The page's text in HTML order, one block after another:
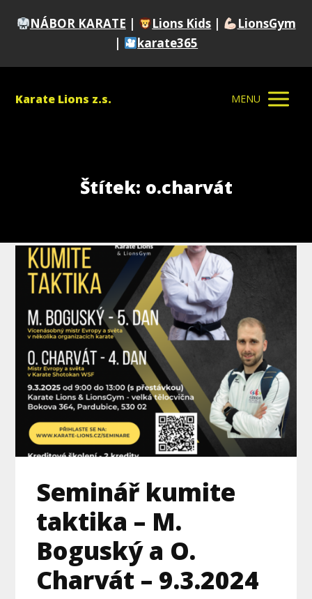
NÁBOR KARATE | Lions Kids |
LionsGym
|
karate365
Karate Lions z.s. MENU
Štítek: o.charvát
Seminář kumite
taktika – M.
Boguský a O.
Charvát – 9.3.2024